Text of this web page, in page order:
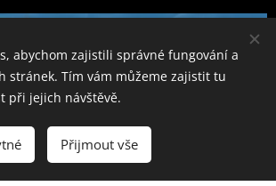
abychom zajistili správné fungování a
stránek. Tím vám můžeme zajistit tu
při jejich návštěvě.
Přijmout vše